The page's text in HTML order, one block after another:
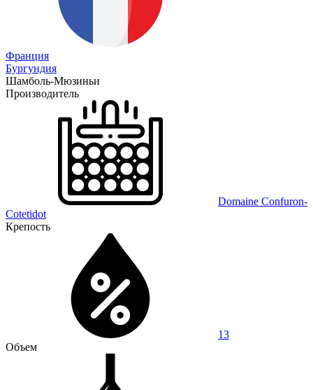
Франция
Бургундия
Шамболь-Мюзиньи
Производитель
Domaine Confuron-
Cotetidot
Крепость
13
Объем